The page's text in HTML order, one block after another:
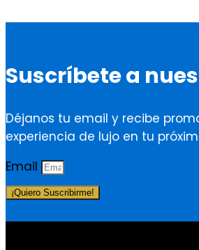
Suscríbete a
Déjanos tu email y recibe
experiencia de lujo en tu
Email
¡Quiero Suscribirme!